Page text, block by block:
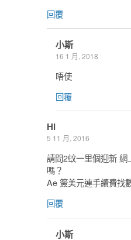
回覆
小斯
16 1 月, 2018
唔使
回覆
Hi
5 11 月, 2016
請問2蚊一里個迎新
嗎？
Ae 簽美元連手續費找
回覆
小斯